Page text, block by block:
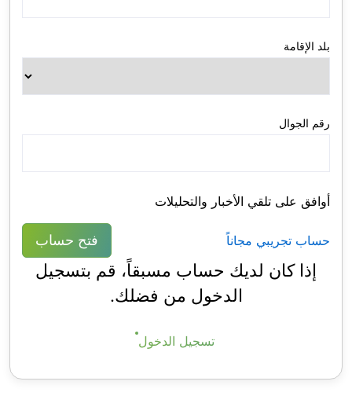
بلد الإقامة
رقم الجوال
أوافق على تلقي الأخبار والتحليلات
حساب تجريبي مجاناً فتح حساب
إذا كان لديك حساب مسبقاً، قم بتسجيل
الدخول من فضلك.
تسجيل الدخول